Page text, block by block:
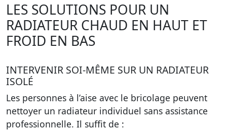
LES SOLUTIONS POUR UN
RADIATEUR CHAUD EN HAUT ET
FROID EN BAS
INTERVENIR SOI-MÊME SUR UN RADIATEUR
ISOLÉ
Les personnes à l’aise avec le bricolage peuvent
nettoyer un radiateur individuel sans assistance
professionnelle. Il suffit de :